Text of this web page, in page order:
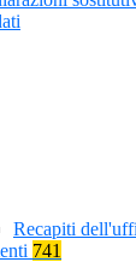
Recapiti
741